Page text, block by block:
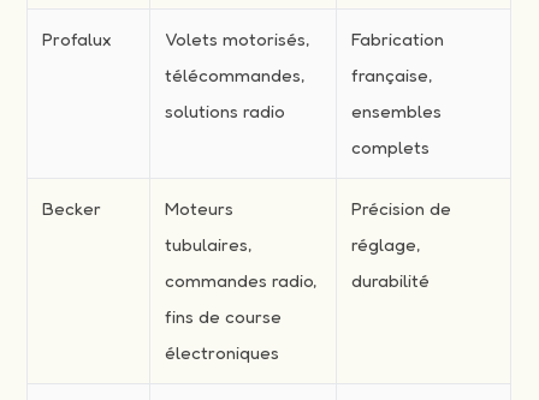
Profalux
Volets motorisés,
télécommandes,
solutions radio
Fabrication
française,
ensembles
complets
Becker
Moteurs
tubulaires,
commandes radio,
fins de course
électroniques
Précision de
réglage,
durabilité